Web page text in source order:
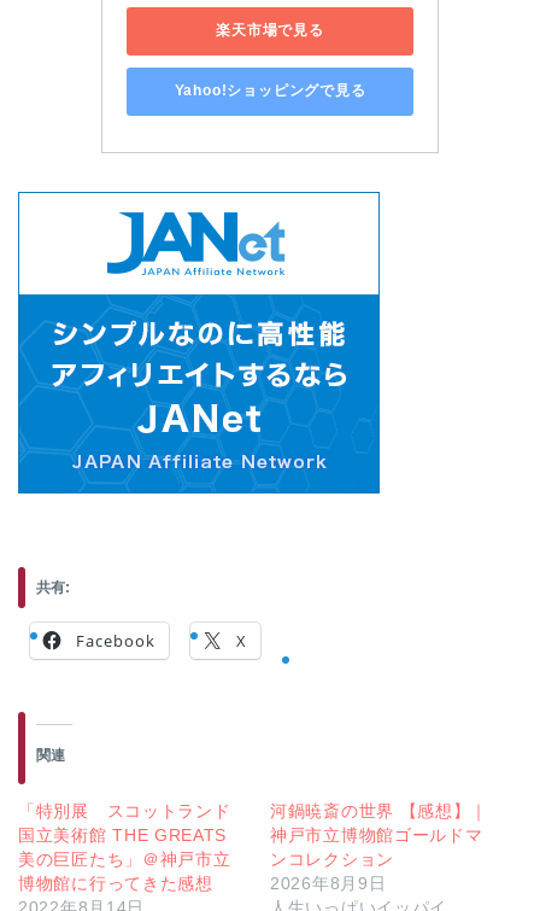
楽天市場で見る
Yahoo!ショッピングで見る
共有:
Facebook X
関連
「特別展 スコットランド
国立美術館 THE GREATS
美の巨匠たち」＠神戸市立
博物館に行ってきた感想
2022年8月14日
河鍋暁斎の世界 【感想】｜
神戸市立博物館ゴールドマ
ンコレクション
2026年8月9日
人生いっぱいイッパイ